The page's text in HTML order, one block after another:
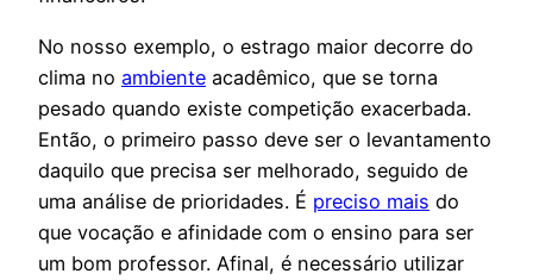
No nosso exemplo, o estrago maior decorre do
clima no ambiente acadêmico, que se torna
pesado quando existe competição exacerbada.
Então, o primeiro passo deve ser o levantamento
daquilo que precisa ser melhorado, seguido de
uma análise de prioridades. É preciso mais do
que vocação e afinidade com o ensino para ser
um bom professor. Afinal, é necessário utilizar